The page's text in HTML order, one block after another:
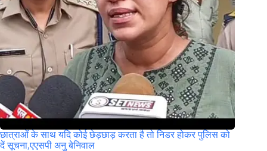
छात्राओं के साथ यदि कोई छेड़छाड़ करता है तो निडर होकर पुलिस को
दें सूचना,एएसपी अनु बेनिवाल